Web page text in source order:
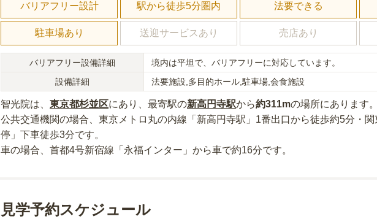
バリアフリー設計 駅から徒歩5分圏内 法要できる
駐車場あり 送迎サービスあり 売店あり
バリアフリー設備詳細
境内は平坦で、バリアフリーに対応しています。
設備詳細
法要施設,多目的ホール,駐車場,会食施設
智光院は、 東京都杉並区にあり 、最寄駅の新高円寺駅から約311mの場所にあり ます
公共交通機関の場合 、東京メトロ丸の内線「新高円寺駅」1番出口から徒歩約5分・
停」下車徒歩3分です。
車の場合 、首都4号新宿線「永福インター」から車で約16分です。
見学予約スケジュール